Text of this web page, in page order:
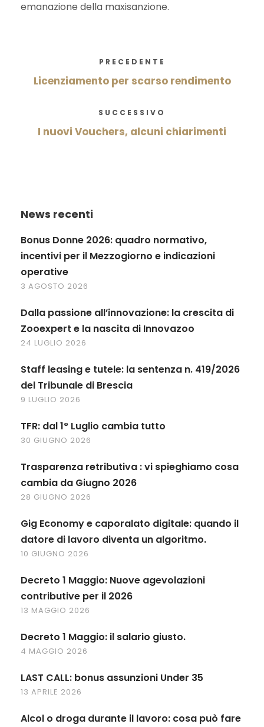
emanazione della maxisanzione.
PRECEDENTE
Licenziamento per scarso rendimento
SUCCESSIVO
I nuovi Vouchers, alcuni chiarimenti
News recenti
Bonus Donne 2026: quadro normativo,
incentivi per il Mezzogiorno e indicazioni
operative
3 AGOSTO 2026
Dalla passione all’innovazione: la crescita di
Zooexpert e la nascita di Innovazoo
24 LUGLIO 2026
Staff leasing e tutele: la sentenza n. 419/2026
del Tribunale di Brescia
9 LUGLIO 2026
TFR: dal 1° Luglio cambia tutto
30 GIUGNO 2026
Trasparenza retributiva : vi spieghiamo cosa
cambia da Giugno 2026
28 GIUGNO 2026
Gig Economy e caporalato digitale: quando il
datore di lavoro diventa un algoritmo.
10 GIUGNO 2026
Decreto 1 Maggio: Nuove agevolazioni
contributive per il 2026
13 MAGGIO 2026
Decreto 1 Maggio: il salario giusto.
4 MAGGIO 2026
LAST CALL: bonus assunzioni Under 35
13 APRILE 2026
Alcol o droga durante il lavoro: cosa può fare